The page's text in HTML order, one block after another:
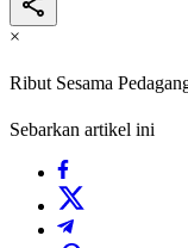
×
Ribut Sesama
Sebarkan artikel ini